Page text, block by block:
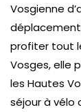
Vosgienne
profiter tout
Vosges, elle
les Hautes
séjour à vélo